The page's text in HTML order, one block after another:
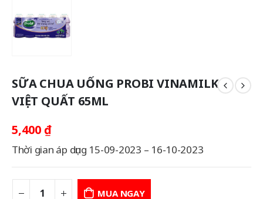
SỮA CHUA UỐNG PROBI VINAMILK
VIỆT QUẤT 65ML
5,400 ₫
Thời gian áp dụng 15-09-2023 – 16-10-2023
MUA NGAY